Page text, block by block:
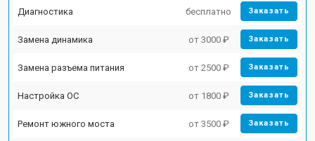
Диагностика бесплатно Заказать
Замена динамика от 3000 ₽ Заказать
Замена разъема питания от 2500 ₽ Заказать
Настройка ОС от 1800 ₽ Заказать
Ремонт южного моста от 3500 ₽ Заказать